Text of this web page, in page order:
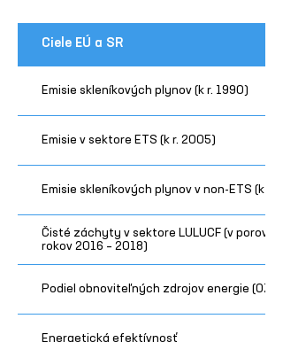
Ciele EÚ a SR
Emisie skleníkových plynov (k r. 1990)
Emisie v sektore ETS (k r. 2005)
Emisie skleníkových plynov v non-ETS (k r.
Čisté záchyty v sektore LULUCF (v
rokov 2016 – 2018)
Podiel obnoviteľných zdrojov energie (OZE)
Energetická efektívnosť